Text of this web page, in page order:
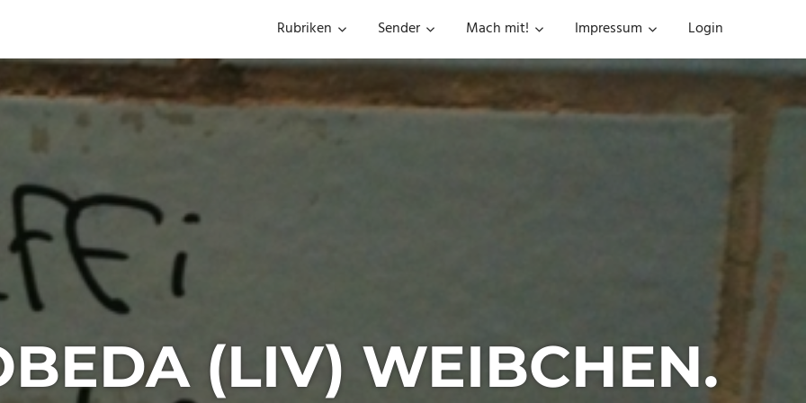
Rubriken Sender Mach mit! Impressum Login
(LIV) WEIBCHEN.